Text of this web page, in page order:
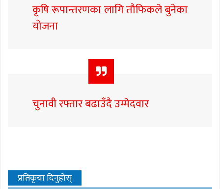
कृषि रूपान्तरणका लागि तौफिकले बुनेका
योजना
चुनावी रफ्तार बढाउँदै उम्मेदवार
प्रतिकृया दिनुहोस्